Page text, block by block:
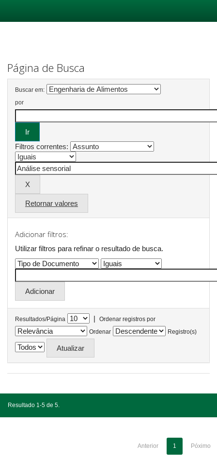
Página de Busca
Buscar em:
por
Filtros correntes:
Retornar valores
Adicionar filtros:
Utilizar filtros para refinar o resultado de busca.
Resultados/Página |
Ordenar registros por
Ordenar
Registro(s)
Resultado 1-5 de 5.
Anterior 1 Póximo